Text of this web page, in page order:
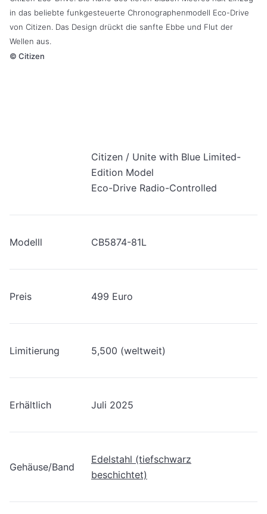
in das beliebte funkgesteuerte Chronographenmodell Eco-Drive
von Citizen. Das Design drückt die sanfte Ebbe und Flut der
Wellen aus.
© Citizen
Citizen / Unite with Blue Limited-
Edition Model
Eco-Drive Radio-Controlled
Modelll CB5874-81L
Preis 499 Euro
Limitierung 5,500 (weltweit)
Erhältlich Juli 2025
Gehäuse/Band
Edelstahl (tiefschwarz
beschichtet)